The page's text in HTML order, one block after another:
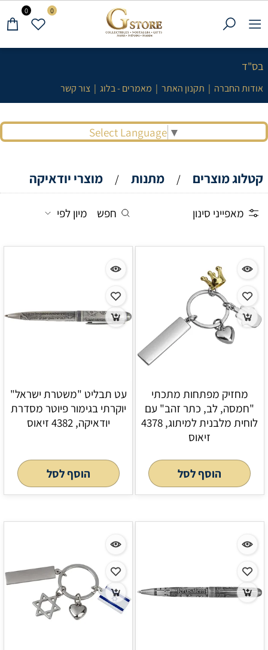
בס"ד
אודות החברה | תקנון האתר | מאמרים - בלוג | צור קשר
Select Language ▼
0 0
קטלוג מוצרים / מתנות / מוצרי יודאיקה
מאפייני סינון חפש מיון לפי
מחזיק מפתחות מתכתי
"חמסה, לב, כתר זהב" עם
לוחית מלבנית למיתוג, 4378
זיאוס
הוסף לסל
עט תבליט "משטרת ישראל"
יוקרתי בגימור פיוטר מסדרת
יודאיקה, 4382 זיאוס
הוסף לסל